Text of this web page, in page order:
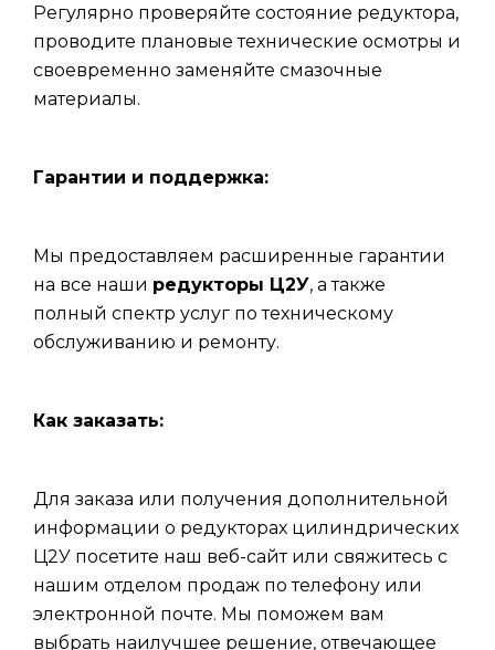
Регулярно проверяйте состояние редуктора,
проводите плановые технические осмотры и
своевременно заменяйте смазочные
материалы.
Гарантии и поддержка:
Мы предоставляем расширенные гарантии
на все наши редукторы Ц2У, а также
полный спектр услуг по техническому
обслуживанию и ремонту.
Как заказать:
Для заказа или получения дополнительной
информации о редукторах цилиндрических
Ц2У посетите наш веб-сайт или свяжитесь с
нашим отделом продаж по телефону или
электронной почте. Мы поможем вам
выбрать наилучшее решение, отвечающее